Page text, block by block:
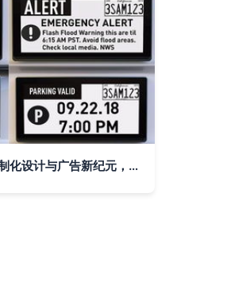
加州数码车牌上路 可定制化设计与广告新纪元，隐私问题待何解？